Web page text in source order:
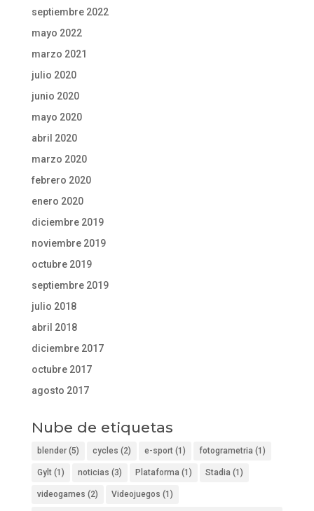
septiembre 2022
mayo 2022
marzo 2021
julio 2020
junio 2020
mayo 2020
abril 2020
marzo 2020
febrero 2020
enero 2020
diciembre 2019
noviembre 2019
octubre 2019
septiembre 2019
julio 2018
abril 2018
diciembre 2017
octubre 2017
agosto 2017
Nube de etiquetas
blender(5) cycles (2) e-sport(1) fotogrametria(1)
Gylt(1) noticias (3) Plataforma(1) Stadia(1)
videogames (2) Videojuegos (1)